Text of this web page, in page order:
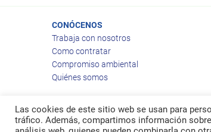
CONÓCENOS
Trabaja con nosotros
Como contratar
Compromiso ambiental
Quiénes somos
Las cookies de este sitio web se usan para
tráfico. Además, compartimos información